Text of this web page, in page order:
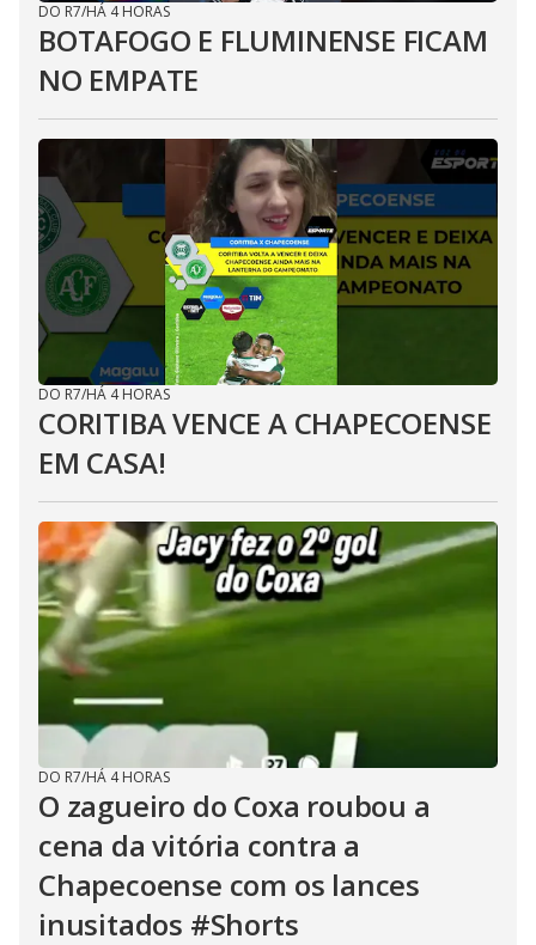
DO R7/HÁ 4 HORAS
BOTAFOGO E FLUMINENSE FICAM
NO EMPATE
DO R7/HÁ 4 HORAS
CORITIBA VENCE A CHAPECOENSE
EM CASA!
DO R7/HÁ 4 HORAS
O zagueiro do Coxa roubou a
cena da vitória contra a
Chapecoense com os lances
inusitados #Shorts